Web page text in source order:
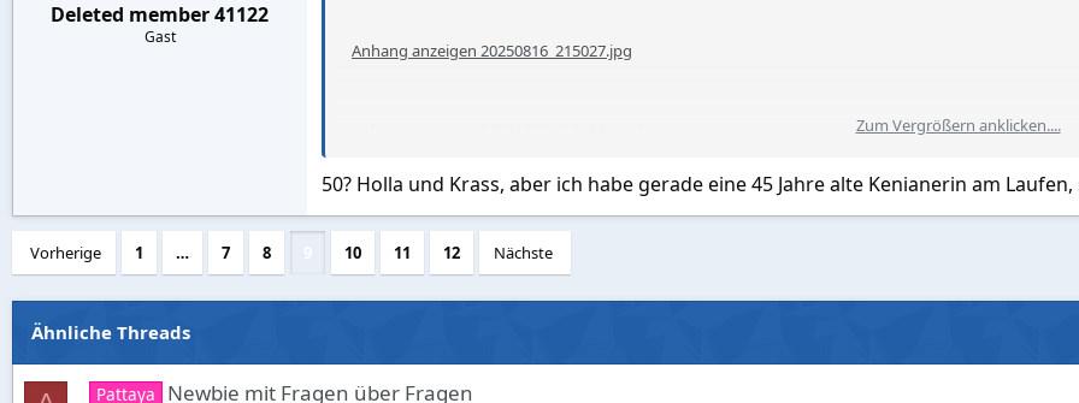
Deleted member 41122
Gast
Anhang anzeigen 20250816_215027.jpg
Zum Vergrößern anklicken....
50? Holla und Krass, aber ich habe gerade eine 45 Jahre alte Kenianerin am
Vorherige 1 … 7 8 10 11 12 Nächste
Ähnliche Threads
Pattaya Newbie mit Fragen über Fragen